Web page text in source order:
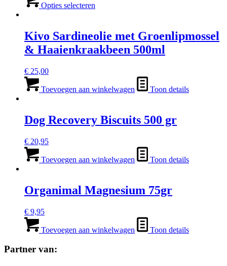
tot
Opties selecteren
variaties.
Deze
optie
op
de
Kivo Sardineolie met Groenlipmossel
& Haaienkraakbeen 500ml
€ 25,00
Toevoegen aan winkelwagen Toon details
Dog Recovery Biscuits 500 gr
€ 20,95
Toevoegen aan winkelwagen Toon details
Organimal Magnesium 75gr
€ 9,95
Toevoegen aan winkelwagen Toon details
Partner van: